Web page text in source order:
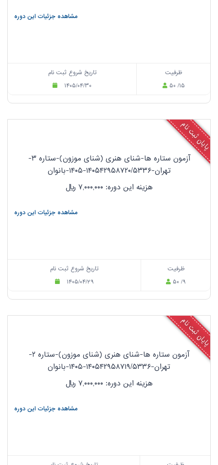
مشاهده جزئیات این دوره
تاریخ شروع ثبت نام
۱۴۰۵/۰۴/۳۰
ظرفیت
۵۰ /۱۵
پایان ثبت نام
آزمون ستاره ها-شنای هنری (شنای موزون)-ستاره ۳-
تهران-۱۴۰۵۴۲۹۵۸۷۲۰/۵۳۳۶-۱۴۰۵-بانوان
هزینه این دوره: ۷,۰۰۰,۰۰۰
ریال
مشاهده جزئیات این دوره
تاریخ شروع ثبت نام
۱۴۰۵/۰۴/۲۹
ظرفیت
۵۰ /۹
پایان ثبت نام
آزمون ستاره ها-شنای هنری (شنای موزون)-ستاره ۲-
تهران-۱۴۰۵۴۲۹۵۸۷۱۹/۵۳۳۶-۱۴۰۵-بانوان
هزینه این دوره: ۷,۰۰۰,۰۰۰
ریال
مشاهده جزئیات این دوره